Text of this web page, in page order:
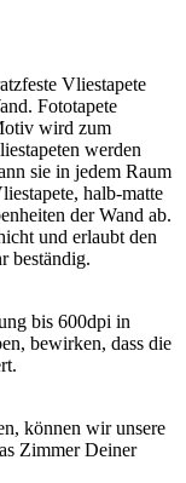
Vliestapete
Fototapete
wird zum
werden
sie in jedem Raum
halb-matte
der Wand ab.
und erlaubt den
beständig.
bis 600dpi in
bewirken, dass die
können wir unsere
Zimmer Deiner